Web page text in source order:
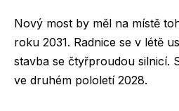
Nový most by měl na místě
roku 2031. Radnice se v létě
stavba se čtyřproudou silnicí.
ve druhém pololetí 2028.